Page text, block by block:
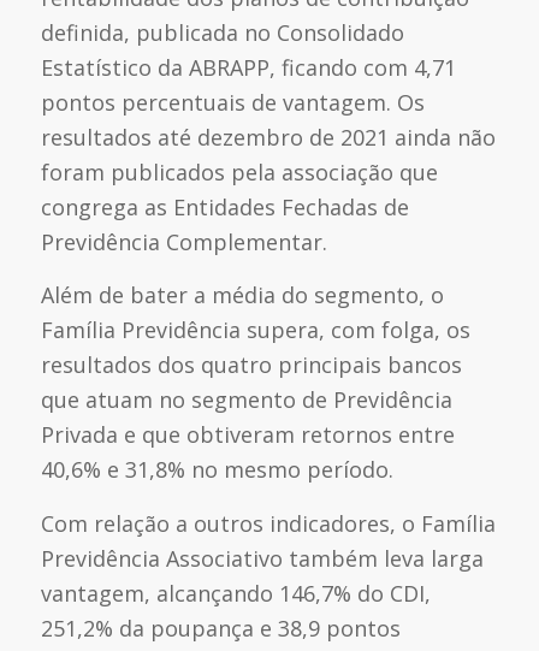
definida, publicada no Consolidado
Estatístico da ABRAPP, ficando com 4,71
pontos percentuais de vantagem. Os
resultados até dezembro de 2021 ainda não
foram publicados pela associação que
congrega as Entidades Fechadas de
Previdência Complementar.
Além de bater a média do segmento, o
Família Previdência supera, com folga, os
resultados dos quatro principais bancos
que atuam no segmento de Previdência
Privada e que obtiveram retornos entre
40,6% e 31,8% no mesmo período.
Com relação a outros indicadores, o Família
Previdência Associativo também leva larga
vantagem, alcançando 146,7% do CDI,
251,2% da poupança e 38,9 pontos